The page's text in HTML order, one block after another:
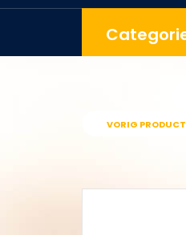
VORIG PRODUCT